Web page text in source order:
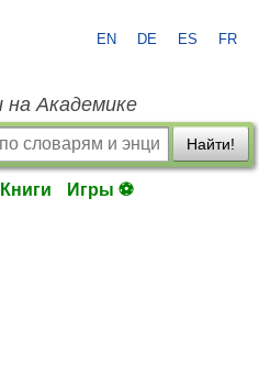
EN DE ES FR
на Академике
Найти!
Книги Игры ⚽